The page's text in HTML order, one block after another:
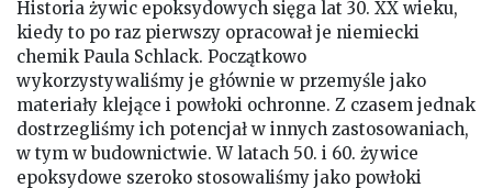
Historia żywic epoksydowych sięga lat 30. XX wieku,
kiedy to po raz pierwszy opracował je niemiecki
chemik Paula Schlack. Początkowo
wykorzystywaliśmy je głównie w przemyśle jako
materiały klejące i powłoki ochronne. Z czasem jednak
dostrzegliśmy ich potencjał w innych zastosowaniach,
w tym w budownictwie. W latach 50. i 60. żywice
epoksydowe szeroko stosowaliśmy jako powłoki